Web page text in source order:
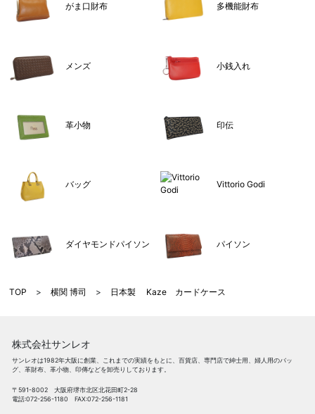
がま口財布 多機能財布
メンズ 小銭入れ
革小物 印伝
バッグ Vittorio Godi
ダイヤモンドパイソン パイソン
TOP > 横関 博司 > 日本製 Kaze カードケース
株式会社サンレオ
サンレオは1982年大阪に創業、これまでの実績をもとに、百貨店、専門店で紳士用、婦人用のバッ
グ、革財布、革小物、印傳などを卸売りしております。
〒591-8002 大阪府堺市北区北花田町2-28
電話:072-256-1180 FAX:072-256-1181